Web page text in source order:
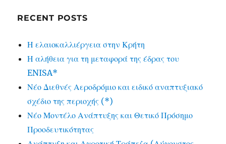
RECENT POSTS
Η ελαιοκαλλιέργεια στην Κρήτη
Η αλήθεια για τη μεταφορά της έδρας του
ENISA*
Νέο Διεθνές Αεροδρόμιο και ειδικό αναπτυξιακό
σχέδιο της περιοχής (*)
Νέο Μοντέλο Ανάπτυξης και Θετικό Πρόσημο
Προοδευτικότητας